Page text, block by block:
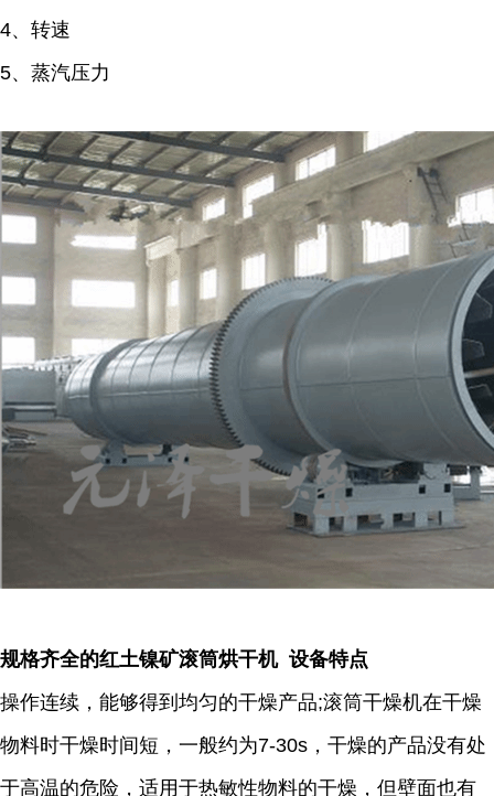
4、转速
5、蒸汽压力
规格齐全的红土镍矿滚筒烘干机 设备特点
操作连续，能够得到均匀的干燥产品;滚筒干燥机在干燥
物料时干燥时间短，一般约为7-30s，干燥的产品没有处
于高温的危险，适用于热敏性物料的干燥，但壁面也有